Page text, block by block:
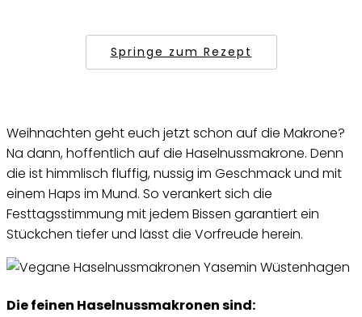
Springe zum Rezept
Weihnachten geht euch jetzt schon auf die Makrone?
Na dann, hoffentlich auf die Haselnussmakrone. Denn
die ist himmlisch fluffig, nussig im Geschmack und mit
einem Haps im Mund. So verankert sich die
Festtagsstimmung mit jedem Bissen garantiert ein
Stückchen tiefer und lässt die Vorfreude herein.
Die feinen Haselnussmakronen sind: